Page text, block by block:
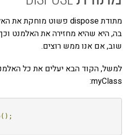
בה, היא שהיא מחזירה את האלמנט
שוב, אם אנו ממש רוצים.
myClass:
();